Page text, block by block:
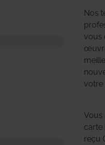
Nos
vous
votre
Vous
carte
reçu